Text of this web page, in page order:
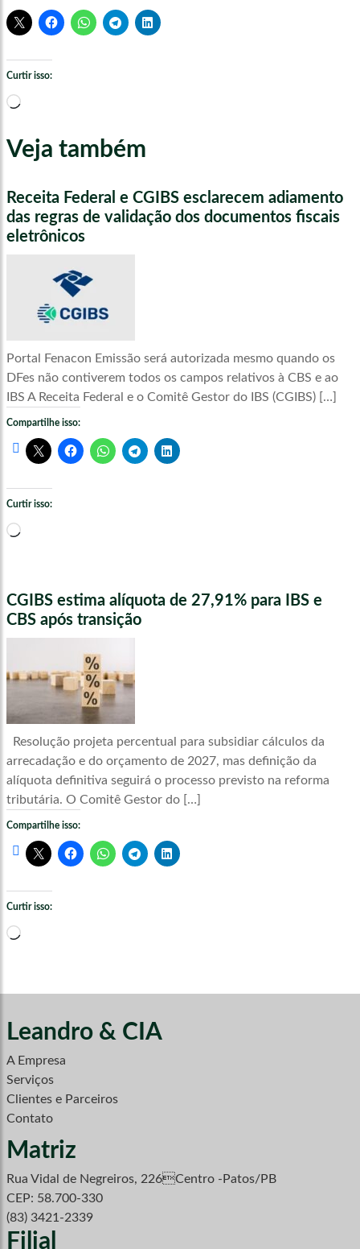
Curtir isso:
Carregando...
Veja também
Receita Federal e CGIBS esclarecem adiamento
das regras de validação dos documentos fiscais
eletrônicos
Portal Fenacon Emissão será autorizada mesmo quando os
DFes não contiverem todos os campos relativos à CBS e ao
IBS A Receita Federal e o Comitê Gestor do IBS (CGIBS) […]
Compartilhe isso:
Curtir isso:
Carregando...
CGIBS estima alíquota de 27,91% para IBS e
CBS após transição
Resolução projeta percentual para subsidiar cálculos da
arrecadação e do orçamento de 2027, mas definição da
alíquota definitiva seguirá o processo previsto na reforma
tributária. O Comitê Gestor do […]
Compartilhe isso:
Curtir isso:
Carregando...
Leandro & CIA
A Empresa
Serviços
Clientes e Parceiros
Contato
Matriz
Rua Vidal de Negreiros, 226Centro -Patos/PB
CEP: 58.700-330
(83) 3421-2339
Filial